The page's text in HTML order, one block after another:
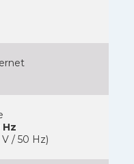
Hz
/ 50 Hz)